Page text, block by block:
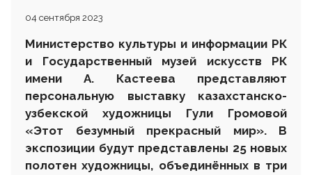
04 сентября 2023
Министерство культуры и информации РК
и Государственный музей искусств РК
имени А. Кастеева представляют
персональную выставку казахстанско-
узбекской художницы Гули Громовой
«Этот безумный прекрасный мир». В
экспозиции будут представлены 25 новых
полотен художницы, объединённых в три